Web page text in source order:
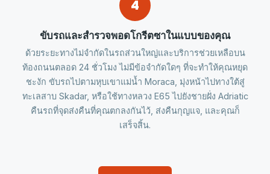
4
ขับรถและสำรวจพอดโกรีตซาในแบบของคุณ
ด้วยระยะทางไม่จำกัดในรถส่วนใหญ่และบริการช่วยเหลือบน
ท้องถนนตลอด 24 ชั่วโมง ไม่มีข้อจำกัดใดๆ ที่จะทำให้คุณหยุด
ชะงัก ขับรถไปตามหุบเขาแม่น้ำ Moraca, มุ่งหน้าไปทางใต้สู่
ทะเลสาบ Skadar, หรือใช้ทางหลวง E65 ไปยังชายฝั่ง Adriatic
คืนรถที่จุดส่งคืนที่คุณตกลงกันไว้, ส่งคืนกุญแจ, และคุณก็
เสร็จสิ้น.